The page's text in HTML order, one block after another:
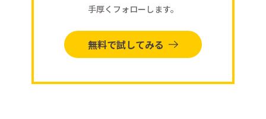
手厚くフォローします。
無料で試してみる